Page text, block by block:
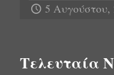
5 Αυγούστου,
Τελευταία